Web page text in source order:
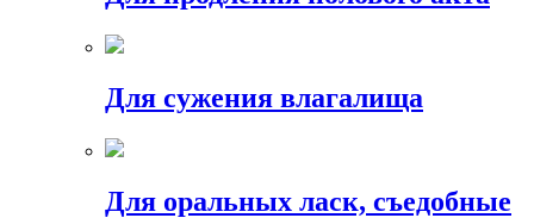
Для сужения влагалища
Для оральных ласк, съедобные